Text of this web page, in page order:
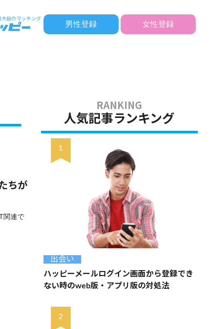
男性登録 女性登録
ちが
関連で
人気記事ランキング
出会い
ハッピーメールログイン画面から登録でき
ない時のweb版・アプリ版の対処法